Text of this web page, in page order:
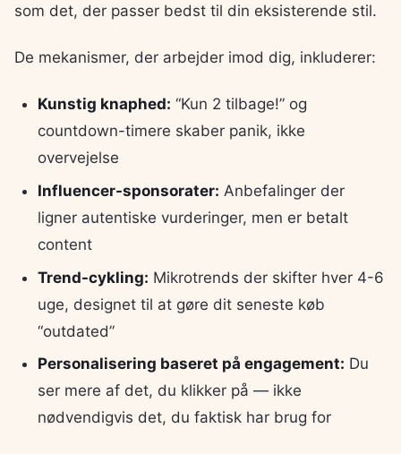
som det, der passer bedst til din eksisterende stil.
De mekanismer, der arbejder imod dig, inkluderer:
Kunstig knaphed: “Kun 2 tilbage!” og
countdown-timere skaber panik, ikke
overvejelse
Influencer-sponsorater: Anbefalinger der
ligner autentiske vurderinger, men er betalt
content
Trend-cykling: Mikrotrends der skifter hver 4-6
uge, designet til at gøre dit seneste køb
“outdated”
Personalisering baseret på engagement: Du
ser mere af det, du klikker på — ikke
nødvendigvis det, du faktisk har brug for